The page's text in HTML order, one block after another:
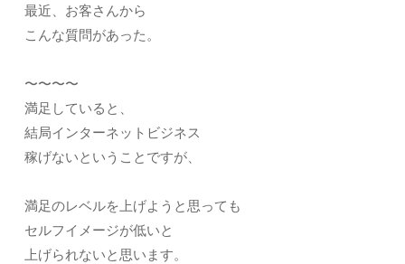
最近、お客さんから
こんな質問があった。
〜〜〜〜
満足していると、
結局インターネットビジネス
稼げないということですが、
満足のレベルを上げようと思っても
セルフイメージが低いと
上げられないと思います。